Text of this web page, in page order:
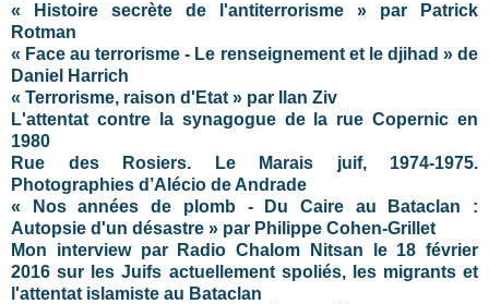
« Histoire secrète de l'antiterrorisme » par Patrick
Rotman
« Face au terrorisme - Le renseignement et le djihad » de
Daniel Harrich
« Terrorisme, raison d'Etat » par Ilan Ziv
L'attentat contre la synagogue de la rue Copernic en
1980
Rue des Rosiers. Le Marais juif, 1974-1975.
Photographies d’Alécio de Andrade
« Nos années de plomb - Du Caire au Bataclan :
Autopsie d'un désastre » par Philippe Cohen-Grillet
Mon interview par Radio Chalom Nitsan le 18 février
2016 sur les Juifs actuellement spoliés, les migrants et
l'attentat islamiste au Bataclan